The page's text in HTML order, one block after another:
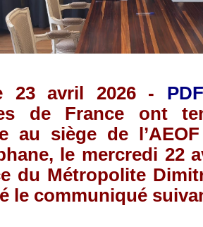
23 avril 2026 -
de France ont
au siège de
le mercredi 22
du Métropolite
le communiqué